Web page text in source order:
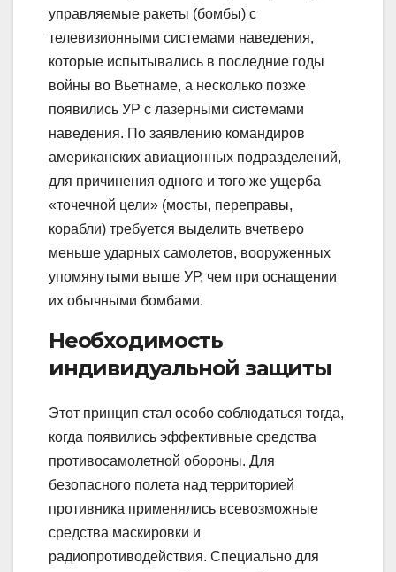
управляемые ракеты (бомбы) с
телевизионными системами наведения,
которые испытывались в последние годы
войны во Вьетнаме, а несколько позже
появились УР с лазерными системами
наведения. По заявлению командиров
американских авиационных подразделений,
для причинения одного и того же ущерба
«точечной цели» (мосты, переправы,
корабли) требуется выделить вчетверо
меньше ударных самолетов, вооруженных
упомянутыми выше УР, чем при оснащении
их обычными бомбами.
Необходимость
индивидуальной защиты
Этот принцип стал особо соблюдаться тогда,
когда появились эффективные средства
противосамолетной обороны. Для
безопасного полета над территорией
противника применялись всевозможные
средства маскировки и
радиопротиводействия. Специально для